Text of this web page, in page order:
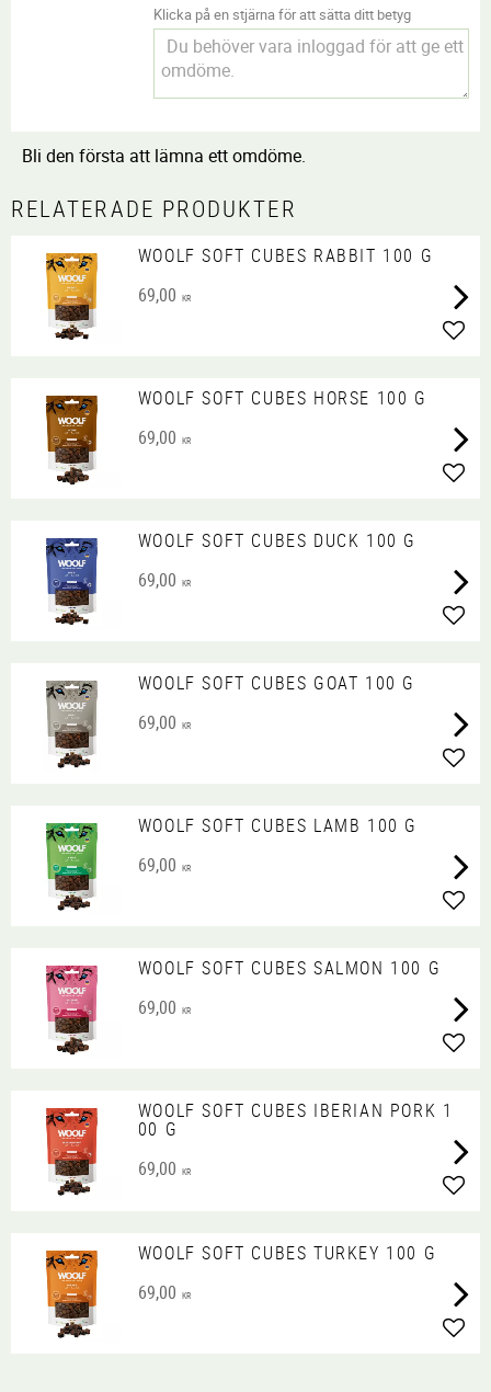
Klicka på en stjärna för att sätta ditt betyg
Bli den första att lämna ett omdöme.
RELATERADE PRODUKTER
WOOLF SOFT CUBES RABBIT 100 G
69,00 KR
WOOLF SOFT CUBES HORSE 100 G
69,00 KR
WOOLF SOFT CUBES DUCK 100 G
69,00 KR
WOOLF SOFT CUBES GOAT 100 G
69,00 KR
WOOLF SOFT CUBES LAMB 100 G
69,00 KR
WOOLF SOFT CUBES SALMON 100 G
69,00 KR
WOOLF SOFT CUBES IBERIAN PORK 1
00 G
69,00 KR
WOOLF SOFT CUBES TURKEY 100 G
69,00 KR